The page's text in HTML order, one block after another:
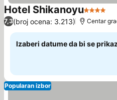
Hotel Shikanoyu4
7,3(broj ocena: 3.213) Centar
Izaberi datume da bi se
Popularan izbor